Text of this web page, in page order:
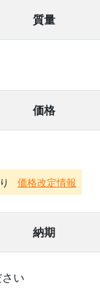
質量
価格
価格改定情報
納期
い